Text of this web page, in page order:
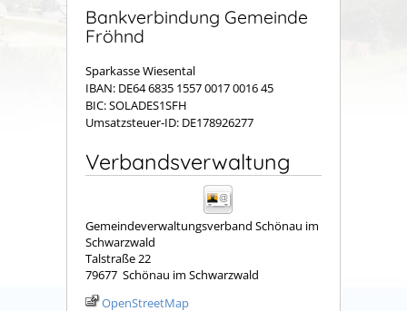
Bankverbindung Gemeinde
Fröhnd
Sparkasse Wiesental
IBAN: DE64 6835 1557 0017 0016 45
BIC: SOLADES1SFH
Umsatzsteuer-ID: DE178926277
Verbandsverwaltung
Gemeindeverwaltungsverband Schönau im
Schwarzwald
Talstraße 22
79677 Schönau im Schwarzwald
OpenStreetMap